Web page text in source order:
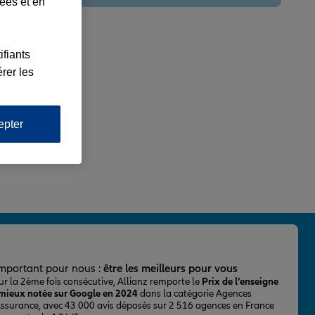
pour nous :être les meilleurs pour vous
la 2ème fois consécutive, Allianz remporte le Prix de l’enseigne
notée sur Google en 2024dans la catégorie Agences
avec 43 000 avis déposés sur 2 516 agences en France
les